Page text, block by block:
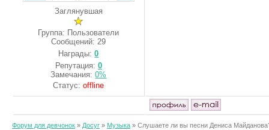
Заглянувшая
Группа: Пользователи
Сообщений: 29
Награды:0
Репутация: 0
Замечания:0%
Статус:offline
Форум для девчонок » Досуг » Музыка » Слушаете ли вы песни Дениса